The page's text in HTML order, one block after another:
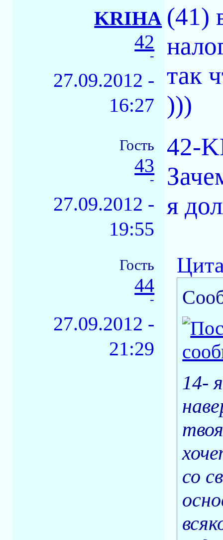
KRIHA
42
-
27.09.2012 -
16:27
(41)
так
)))
Гость
43
-
27.09.2012 -
19:55
42-
я
Гость
44
-
27.09.2012 -
21:29
14-
со